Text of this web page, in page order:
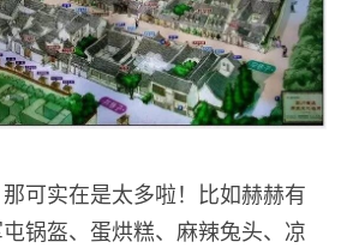
可实在是太多啦！比如赫赫有
锅盔、蛋烘糕、麻辣兔头、凉